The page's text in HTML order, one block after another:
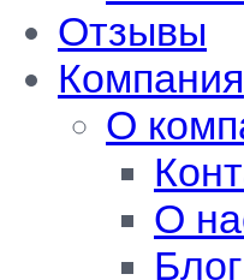
Отзывы
Компания
О
О
Блог